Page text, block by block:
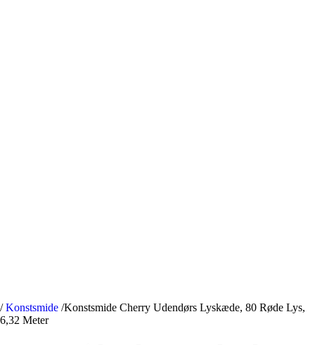
/ Konstsmide /Konstsmide Cherry Udendørs Lyskæde, 80 Røde Lys,
6,32 Meter